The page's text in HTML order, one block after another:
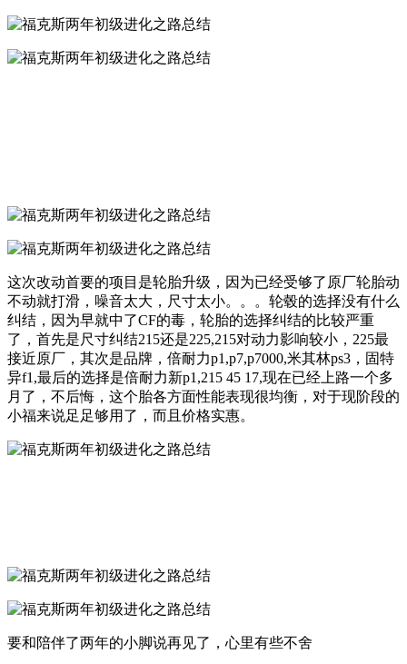
这次改动首要的项目是轮胎升级，因为已经受够了原厂轮胎动
不动就打滑，噪音太大，尺寸太小。。。轮毂的选择没有什么
纠结，因为早就中了CF的毒，轮胎的选择纠结的比较严重
了，首先是尺寸纠结215还是225,215对动力影响较小，225最
接近原厂，其次是品牌，倍耐力p1,p7,p7000,米其林ps3，固特
异f1,最后的选择是倍耐力新p1,215 45 17,现在已经上路一个多
月了，不后悔，这个胎各方面性能表现很均衡，对于现阶段的
小福来说足足够用了，而且价格实惠。
要和陪伴了两年的小脚说再见了，心里有些不舍